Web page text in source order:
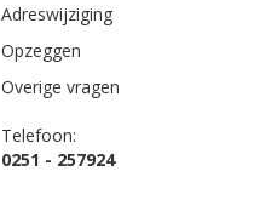
Adreswijziging
Opzeggen
Overige vragen
Telefoon:
0251 - 257924